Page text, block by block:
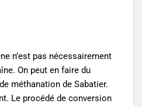
n’est pas nécessairement
On peut en faire du
méthanation de Sabatier.
Le procédé de conversion